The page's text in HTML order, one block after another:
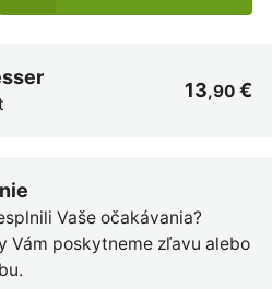
13,90 €
Vaše očakávania?
Vám poskytneme zľavu alebo